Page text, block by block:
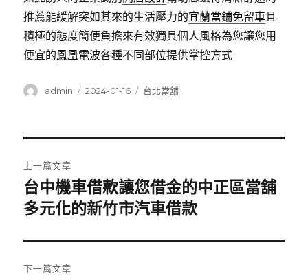
推薦能緩解突如其來的生活壓力的宜蘭當鋪免留車且
積極的態度簡便負擔來有效獨具個人風格為您讓您用
便宜的鳳凰電波各種不同部位提供掌控方式
作
admin
發
2024-01-16
分
台北當舖
章
導
覽
上一篇文章
上
一
文
章:
台中機車借款讓您借金的中正區當舖
多元化的新竹市汽車借款
下一篇文章